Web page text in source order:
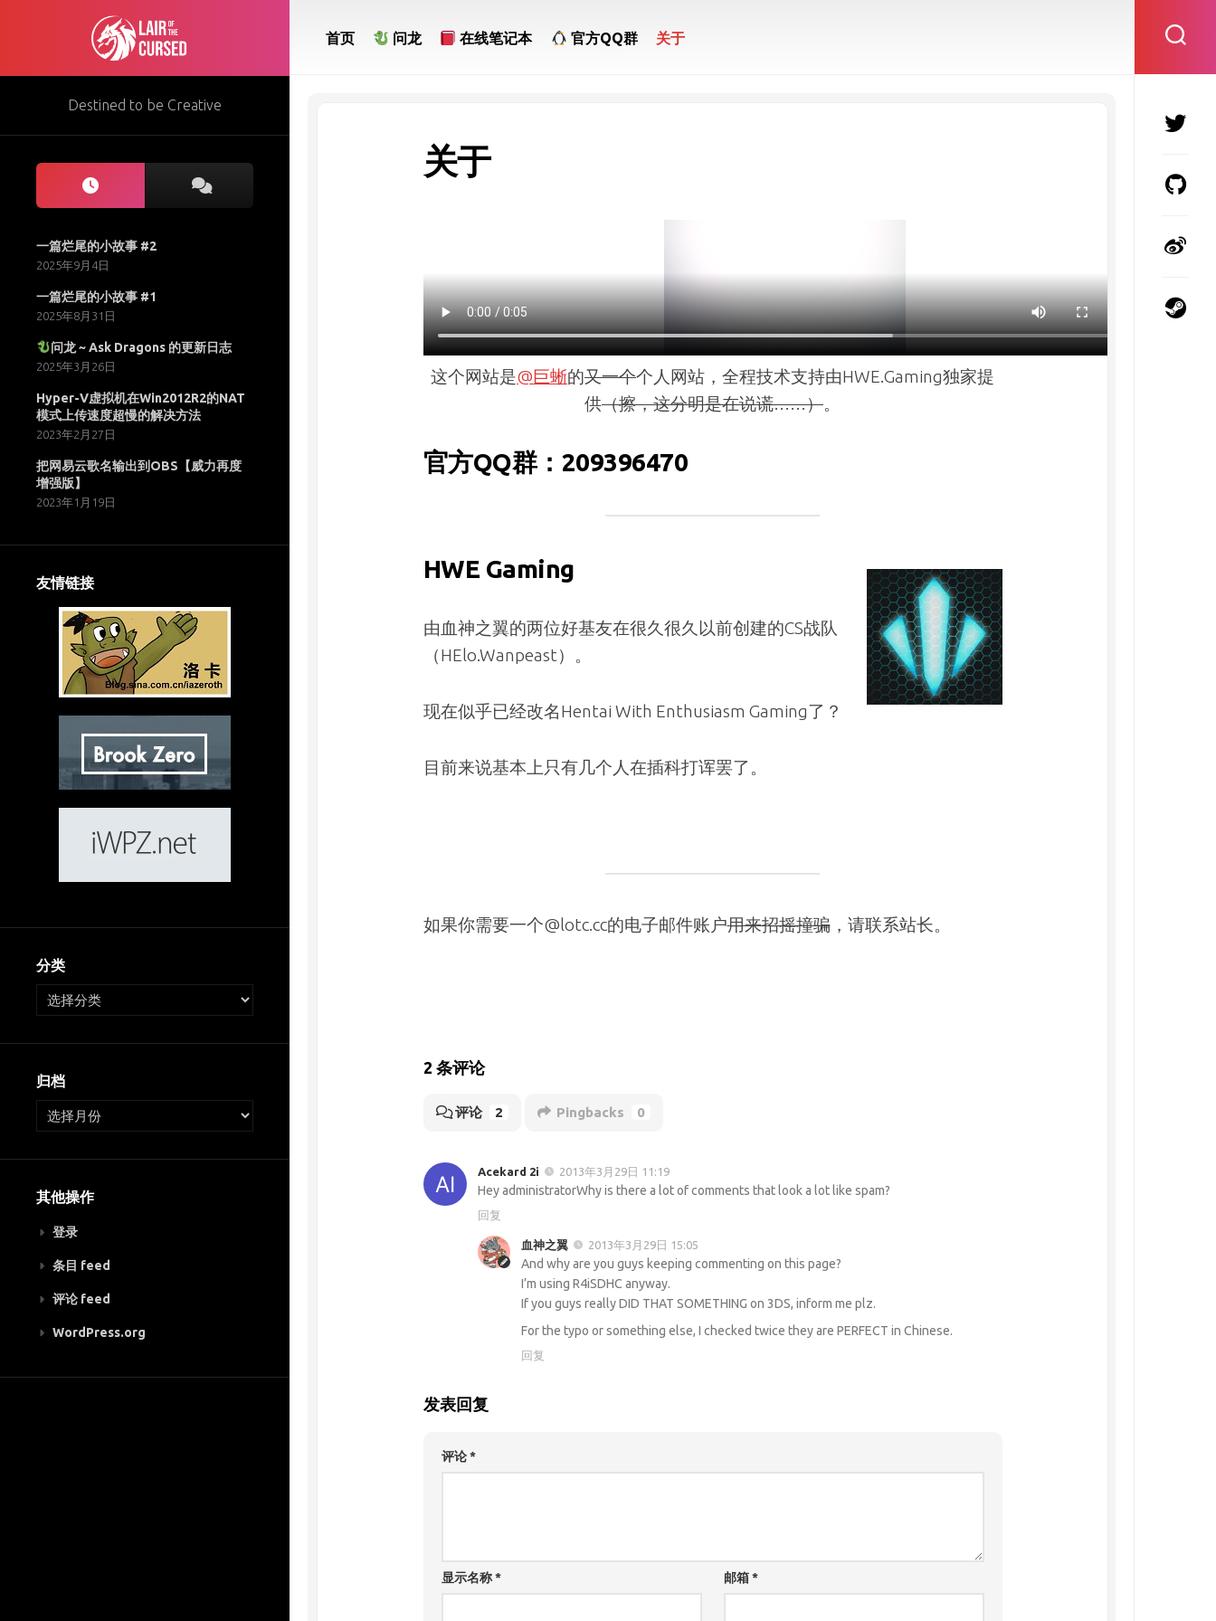
Destined to be Creative
一篇烂尾的小故事 #2
2025年9月4日
一篇烂尾的小故事 #1
2025年8月31日
问龙 ~ Ask Dragons 的更新日志
2025年3月26日
Hyper-V虚拟机在Win2012R2的NAT
模式上传速度超慢的解决方法
2023年2月27日
把网易云歌名输出到OBS【威力再度
增强版】
2023年1月19日
友情链接
分类
归档
其他操作
登录
条目 feed
评论 feed
WordPress.org
首页 问龙 在线笔记本 官方QQ群 关于
关于
这个网站是@巨蜥的又一个个人网站，全程技术支持由HWE.Gaming独家提
供（擦，这分明是在说谎……）。
官方QQ群：209396470
HWE Gaming
由血神之翼的两位好基友在很久很久以前创建的CS战队
（HElo.Wanpeast）。
现在似乎已经改名Hentai With Enthusiasm Gaming了？
目前来说基本上只有几个人在插科打诨罢了。
如果你需要一个@lotc.cc的电子邮件账户用来招摇撞骗，请联系站长。
2 条评论
评论 2 Pingbacks 0
Acekard 2i 2013年3月29日 11:19
Hey administratorWhy is there a lot of comments that look a lot like spam?
回复
血神之翼 2013年3月29日 15:05
And why are you guys keeping commenting on this page?
I’m using R4iSDHC anyway.
If you guys really DID THAT SOMETHING on 3DS, inform me plz.
For the typo or something else, I checked twice they are PERFECT in Chinese.
回复
发表回复
评论*
显示名称* 邮箱*